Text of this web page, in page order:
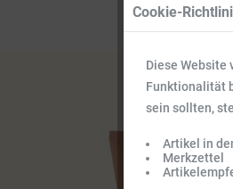
Cookie-
Diese Website
Funktionalität
sein sollten,
Artikel in
Merkzettel